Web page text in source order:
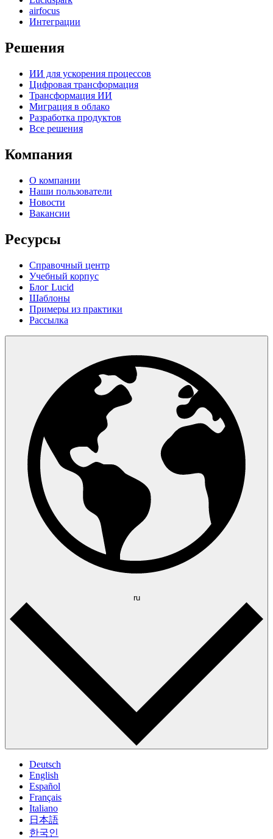
airfocus
Интеграции
Решения
ИИ для ускорения процессов
Цифровая трансформация
Трансформация ИИ
Миграция в облако
Разработка продуктов
Все решения
Компания
О компании
Наши пользователи
Новости
Вакансии
Ресурсы
Справочный центр
Учебный корпус
Блог Lucid
Шаблоны
Примеры из практики
Рассылка
ru
Deutsch
English
Español
Français
Italiano
日本語
한국인